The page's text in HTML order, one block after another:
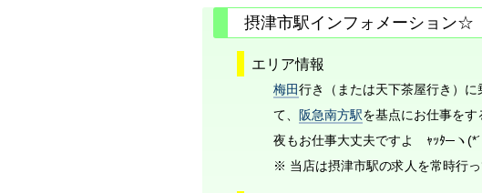
摂津市駅インフォメーション☆
エリア情報
梅田行き（または天下茶屋行き）に
て、
阪急南方駅を基点にお仕事をす
夜もお仕事大丈夫ですよ ｬｯﾀ─ヽ
※ 当店は摂津市駅の求人を常時行